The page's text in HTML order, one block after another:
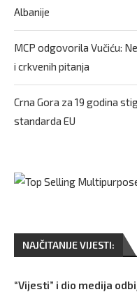
Albanije
MCP odgovorila Vučiću:
i crkvenih pitanja
Crna Gora za 19 godina
standarda EU
NAJČITANIJE VIJESTI:
“Vijesti” i dio medija